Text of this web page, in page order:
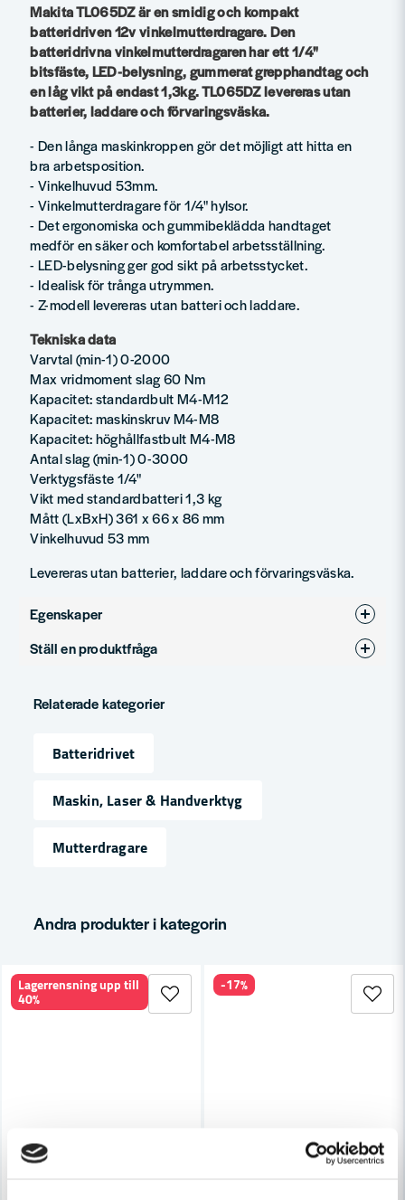
Makita TL065DZ är en smidig och kompakt
batteridriven 12v vinkelmutterdragare. Den
batteridrivna vinkelmutterdragaren har ett 1/4"
bitsfäste, LED-belysning, gummerat grepphandtag och
en låg vikt på endast 1,3kg. TL065DZ levereras utan
batterier, laddare och förvaringsväska.
- Den långa maskinkroppen gör det möjligt att hitta en
bra arbetsposition.
- Vinkelhuvud 53mm.
- Vinkelmutterdragare för 1/4" hylsor.
- Det ergonomiska och gummibeklädda handtaget
medför en säker och komfortabel arbetsställning.
- LED-belysning ger god sikt på arbetsstycket.
- Idealisk för trånga utrymmen.
- Z-modell levereras utan batteri och laddare.
Tekniska data
Varvtal (min-1) 0-2000
Max vridmoment slag 60 Nm
Kapacitet: standardbult M4-M12
Kapacitet: maskinskruv M4-M8
Kapacitet: höghållfastbult M4-M8
Antal slag (min-1) 0-3000
Verktygsfäste 1/4"
Vikt med standardbatteri 1,3 kg
Mått (LxBxH) 361 x 66 x 86 mm
Vinkelhuvud 53 mm
Levereras utan batterier, laddare och förvaringsväska.
Egenskaper
Varumärke
Ställ en produktfråga
Fråga oss något om denna produkten...
Namn
email
Relaterade kategorier
Batteridrivet
Maskin, Laser & Handverktyg
Mutterdragare
Andra produkter i kategorin
Lagerrensning upp till
40%
-17%